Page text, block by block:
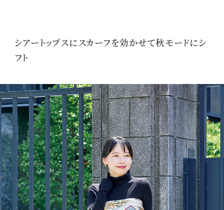
シアートップスにスカーフを効かせて秋モードにシ
フト